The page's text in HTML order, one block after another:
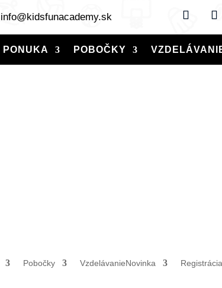
info@kidsfunacademy.sk
PONUKA POBOČKY
Pobočky VzdelávanieNovinka Registrácia